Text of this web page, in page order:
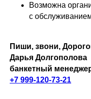
Возможна
с
Пиши, звони,
Дарья Долгополова
банкетный
+7 999-120-73-21